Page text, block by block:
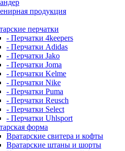
продукция
перчатки
- Перчатки 4keepers
- Перчатки Adidas
- Перчатки Jako
- Перчатки Joma
- Перчатки Kelme
- Перчатки Nike
- Перчатки Puma
- Перчатки Reusch
- Перчатки Select
- Перчатки Uhlsport
форма
Вратарские свитера и кофты
Вратарские штаны и шорты